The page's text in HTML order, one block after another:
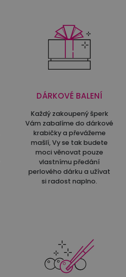
DÁRKOVÉ BALENÍ
Každý zakoupený šperk
Vám zabalíme do dárkové
krabičky a převážeme
mašlí, Vy se tak budete
moci věnovat pouze
vlastnímu předání
perlového dárku a užívat
si radost naplno.